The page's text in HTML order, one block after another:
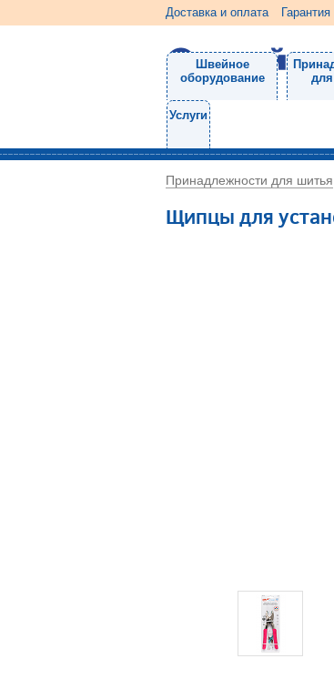
Доставка и оплата Гарантия
Швейное
оборудование
Услуги
Принадлежности для шитья
Щипцы для